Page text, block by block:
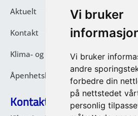
Vi bruker
Vi bruker
andre
forbedre din
på nettstedet
personlig
Aktuelt
Kontakt
Klima- og miljørapport
Åpenhetsloven - Rutiner
Kontakt oss